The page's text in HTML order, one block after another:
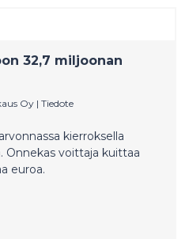
32,7 miljoonan
Oy | Tiedote
kierroksella
Onnekas voittaja kuittaa
euroa.